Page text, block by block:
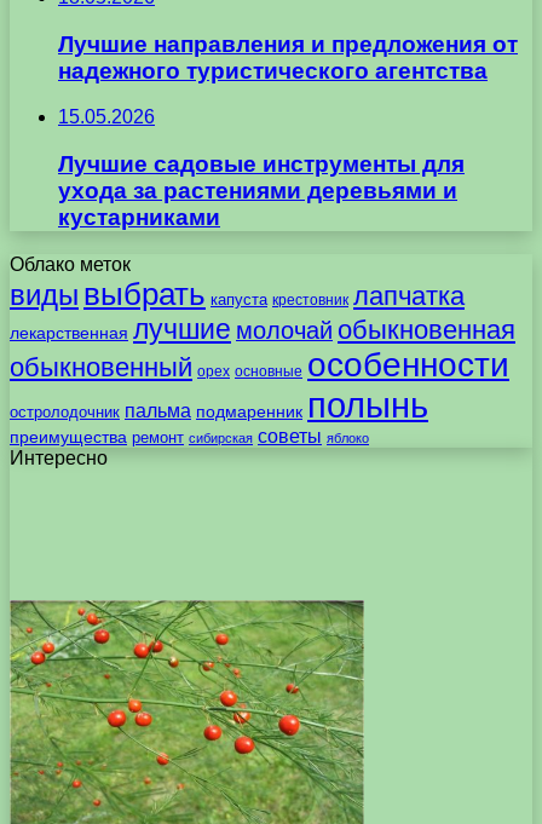
Лучшие направления и предложения от
надежного туристического агентства
15.05.2026
Лучшие садовые инструменты для
ухода за растениями деревьями и
кустарниками
Облако меток
виды выбрать капуста крестовник лапчатка
лекарственная лучшие молочай обыкновенная
обыкновенный орех основные особенности
остролодочник пальма подмаренник полынь
преимущества ремонт сибирская советы яблоко
Интересно